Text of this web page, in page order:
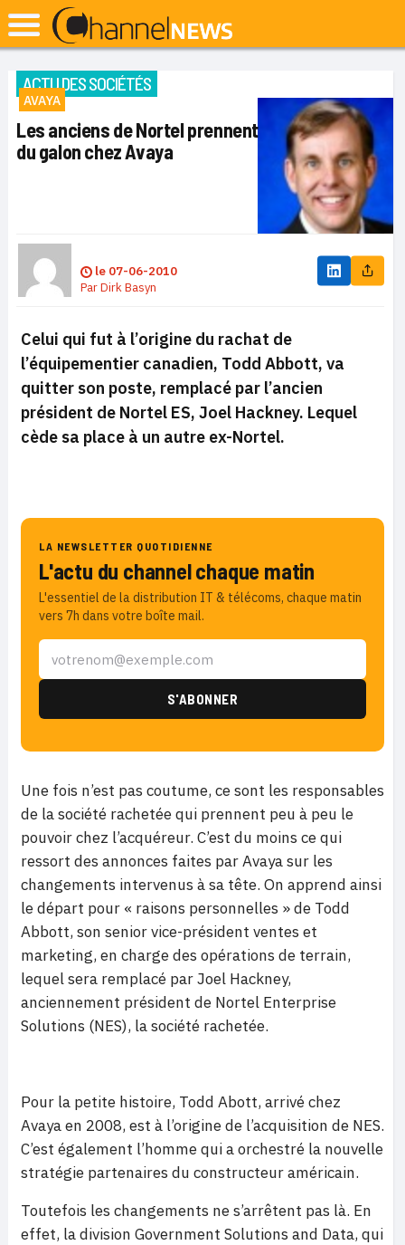
ACTU DES SOCIÉTÉS
AVAYA
Les anciens de Nortel prennent
du galon chez Avaya
le 07-06-2010
ParDirk Basyn
Celui qui fut à l’origine du rachat de
l’équipementier canadien, Todd Abbott, va
quitter son poste, remplacé par l’ancien
président de Nortel ES, Joel Hackney. Lequel
cède sa place à un autre ex-Nortel.
LA NEWSLETTER QUOTIDIENNE
L'actu du channel chaque matin
L'essentiel de la distribution IT & télécoms, chaque matin
vers 7h dans votre boîte mail.
Une fois n’est pas coutume, ce sont les responsables
de la société rachetée qui prennent peu à peu le
pouvoir chez l’acquéreur. C’est du moins ce qui
ressort des annonces faites par Avaya sur les
changements intervenus à sa tête. On apprend ainsi
le départ pour « raisons personnelles » de Todd
Abbott, son senior vice-président ventes et
marketing, en charge des opérations de terrain,
lequel sera remplacé par Joel Hackney,
anciennement président de Nortel Enterprise
Solutions (NES), la société rachetée.
Pour la petite histoire, Todd Abott, arrivé chez
Avaya en 2008, est à l’origine de l’acquisition de NES.
C’est également l’homme qui a orchestré la nouvelle
stratégie partenaires du constructeur américain.
Toutefois les changements ne s’arrêtent pas là. En
effet, la division Government Solutions and Data, qui